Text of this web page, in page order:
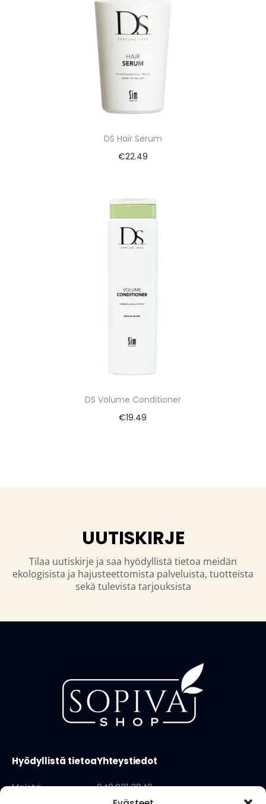
DS Hair Serum
€22.49
DS Volume Conditioner
€19.49
UUTISKIRJE
Tilaa uutiskirje ja saa hyödyllistä tietoa meidän
ekologisista ja hajusteettomista palveluista, tuotteista
sekä tulevista tarjouksista
Hyödyllistä tietoa
Meistä
Yhteystiedot
040 031 3840